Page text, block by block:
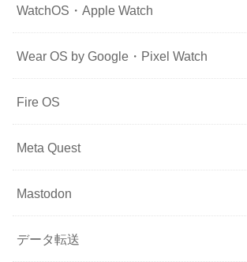
WatchOS・Apple Watch
Wear OS by Google・Pixel Watch
Fire OS
Meta Quest
Mastodon
データ転送